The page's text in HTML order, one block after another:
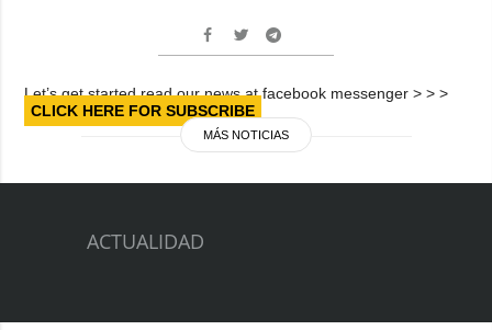
Let’s get started read our news at facebook messenger > > >
CLICK HERE FOR SUBSCRIBE
MÁS NOTICIAS
ACTUALIDAD